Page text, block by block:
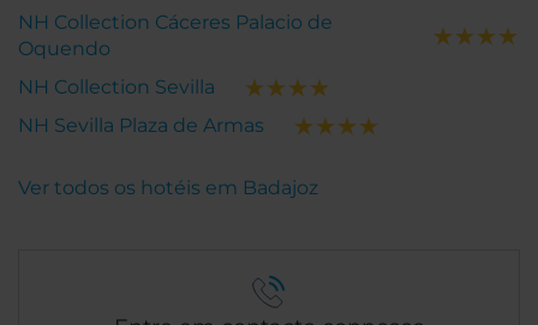
NH Collection Cáceres Palacio de
Oquendo
NH Collection Sevilla
NH Sevilla Plaza de Armas
Ver todos os hotéis em Badajoz